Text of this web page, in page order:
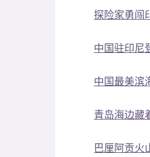
探险家勇闯
中国驻印尼
中国最美滨
青岛海边藏
巴厘阿贡火